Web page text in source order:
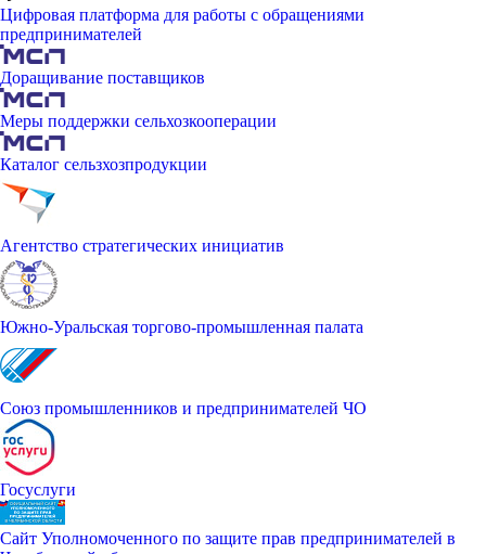
Цифровая платформа для работы с обращениями
предпринимателей
Доращивание поставщиков
Меры поддержки сельхозкооперации
Каталог сельзхозпродукции
Агентство стратегических инициатив
Южно-Уральская торгово-промышленная палата
Союз промышленников и предпринимателей ЧО
Госуслуги
Сайт Уполномоченного по защите прав предпринимателей в